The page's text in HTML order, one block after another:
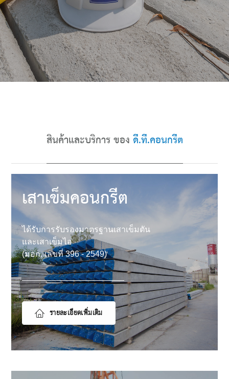
สินค้าและบริการ ของดี.ที.คอนกรีต
เสาเข็มคอนกรีต
ได้รับการรับรองมาตรฐานเสาเข็มตัน
และเสาเข็มไอ
(มอก. เลขที่ 396 - 2549)
รายละเอียดเพิ่มเติม